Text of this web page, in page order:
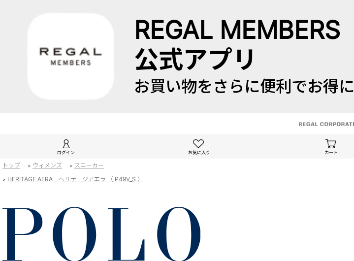
REGAL MEMBERS
公式アプリ
お買い物をさらに便利でお得に
ログイン お気に入り カート
トップ > ウィメンズ > スニーカー
> HERITAGE AERA ヘリテージアエラ （ P49V_S ）